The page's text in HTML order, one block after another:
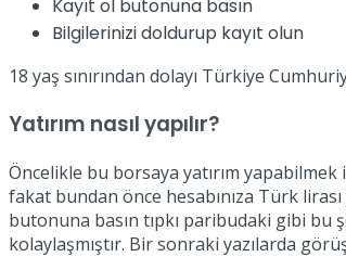
Kayıt ol butonuna basın
Bilgilerinizi doldurup kayıt olun
18 yaş sınırından dolayı Türkiye
Yatırım nasıl yapılır?
Öncelikle bu borsaya yatırım yapabilmek
fakat bundan önce hesabınıza Türk
butonuna basın tıpkı paribudaki gibi bu
kolaylaşmıştır. Bir sonraki yazılarda